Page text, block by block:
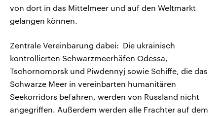
von dort in das Mittelmeer und auf den Weltmarkt
gelangen können.
Zentrale Vereinbarung dabei: Die ukrainisch
kontrollierten Schwarzmeerhäfen Odessa,
Tschornomorsk und Piwdennyj sowie Schiffe, die das
Schwarze Meer in vereinbarten humanitären
Seekorridors befahren, werden von Russland nicht
angegriffen. Außerdem werden alle Frachter auf dem